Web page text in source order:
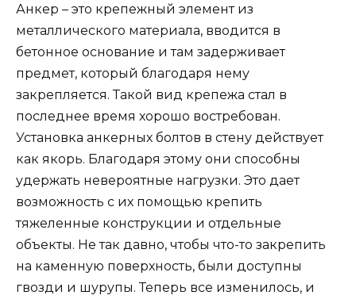
Анкер – это крепежный элемент из
металлического материала, вводится в
бетонное основание и там задерживает
предмет, который благодаря нему
закрепляется. Такой вид крепежа стал в
последнее время хорошо востребован.
Установка анкерных болтов в стену действует
как якорь. Благодаря этому они способны
удержать невероятные нагрузки. Это дает
возможность с их помощью крепить
тяжеленные конструкции и отдельные
объекты. Не так давно, чтобы что-то закрепить
на каменную поверхность, были доступны
гвозди и шурупы. Теперь все изменилось, и